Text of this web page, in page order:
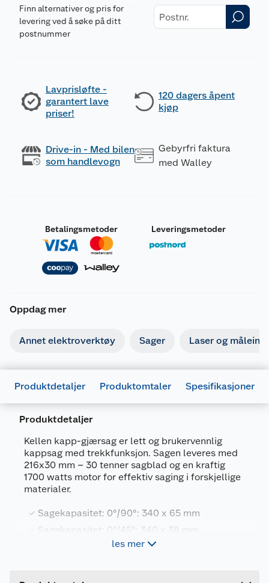
Finn alternativer og pris for
levering ved å søke på ditt
postnummer
Lavprisløfte -
garantert lave
priser!
120 dagers åpent
kjøp
Drive-in - Med bilen
som handlevogn
Gebyrfri faktura
med Walley
Betalingsmetoder Leveringsmetoder
Oppdag mer
Annet elektroverktøy Sager Laser og
Produktdetaljer Produktomtaler Spesifikasjoner
Produktdetaljer
Kellen kapp-gjærsag er lett og brukervennlig
kappsag med trekkfunksjon. Sagen leveres med
216x30 mm – 30 tenner sagblad og en kraftig
1700 watts motor for effektiv saging i forskjellige
materialer.
Sagekapasitet: 0°/90°: 340 x 65 mm
Sagekapasitet: 0°/45°: 340 x 38 mm
les mer
Generelt
Artikkelnummer
Leverandørens artikkelnummer